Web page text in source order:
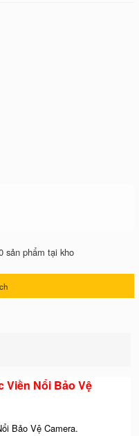
sản phẩm tại kho
Viền Nổi Bảo Vệ
Bảo Vệ Camera.